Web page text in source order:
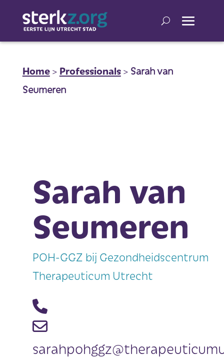
Home> Professionals> Sarah van
Seumeren
Sarah van
Seumeren
POH-GGZ bij Gezondheidscentrum
Therapeuticum Utrecht